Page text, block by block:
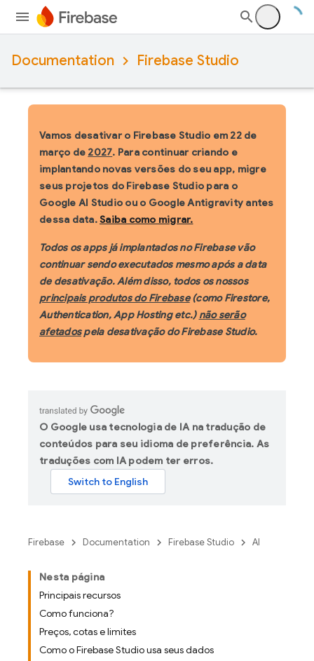
Documentation Firebase Studio
Vamos desativar o Firebase Studio em 22 de
março de 2027. Para continuar criando e
implantando novas versões do seu app, migre
seus projetos do Firebase Studio para o
Google AI Studio ou o Google Antigravity antes
dessa data.Saiba como migrar.
Todos os apps já implantados no Firebase vão
continuar sendo executados mesmo após a data
de desativação. Além disso, todos os nossos
principais produtos do Firebase(como Firestore,
Authentication, App Hosting etc.) não serão
afetadospela desativação do Firebase Studio.
O Google usa tecnologia de IA na tradução de
conteúdos para seu idioma de preferência. As
traduções com IA podem ter erros.
Firebase Documentation Firebase Studio AI
Nesta página
Principais recursos
Como funciona?
Preços, cotas e limites
Como o Firebase Studio usa seus dados